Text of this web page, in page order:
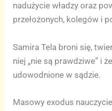
nadużycie władzy oraz
przełożonych, kolegów i
Samira Tela broni się,
niej „nie są prawdziwe” i
udowodnione w sądzie.
Masowy exodus